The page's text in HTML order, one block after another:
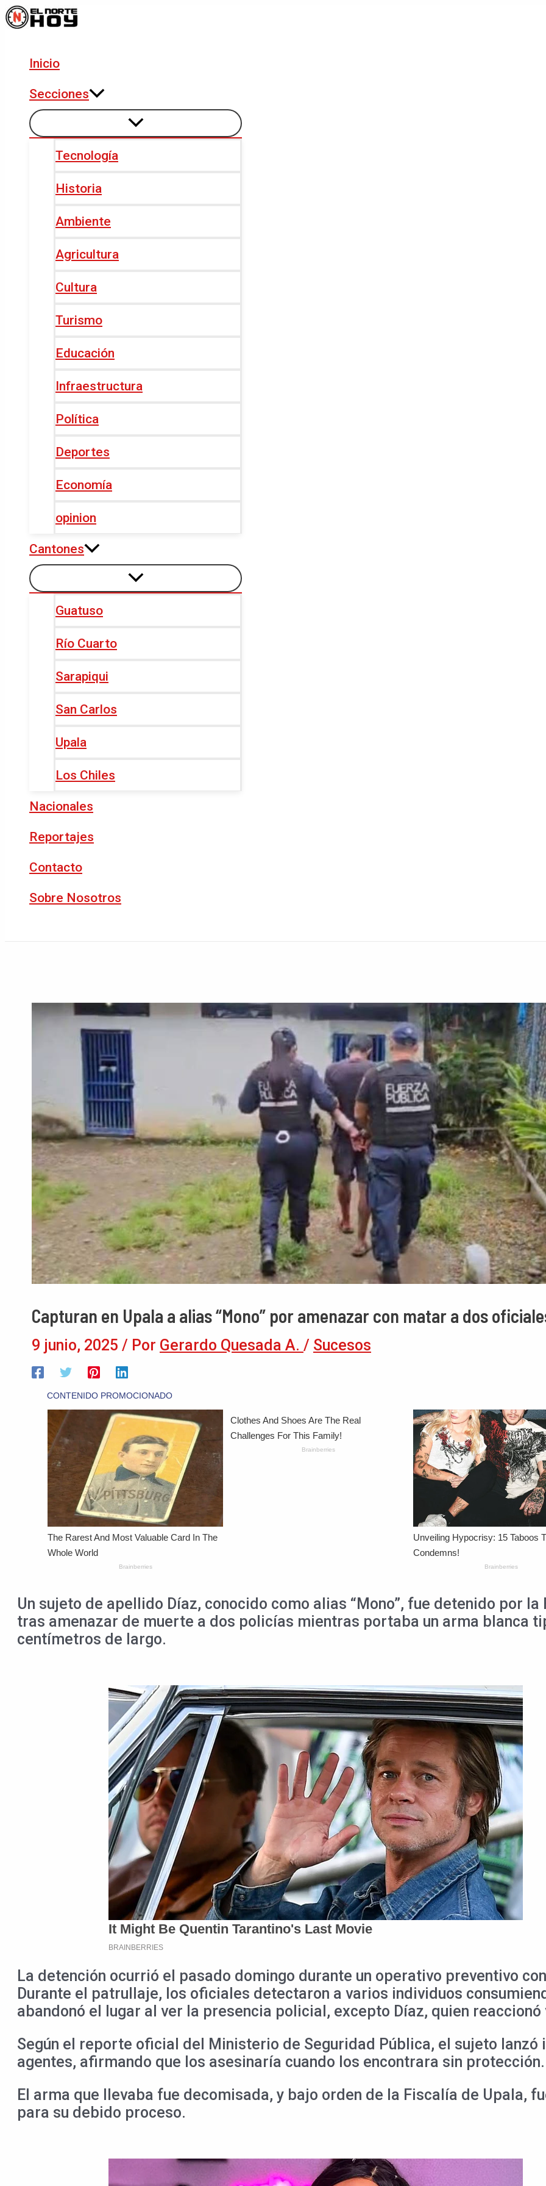
Ir
al
Inicio
Secciones
Tecnología
Historia
Ambiente
Agricultura
Cultura
Turismo
Educación
Infraestructura
Política
Deportes
Economía
opinion
Cantones
Guatuso
Río Cuarto
Sarapiqui
San Carlos
Upala
Los Chiles
Nacionales
Reportajes
Contacto
Sobre Nosotros
Capturan en Upala a alias “Mono” por amenazar con matar a dos
9 junio, 2025 / Por Gerardo Quesada A. / Sucesos
Un sujeto de apellido Díaz, conocido como alias “Mono”, fue detenido por
tras amenazar de muerte a dos policías mientras portaba un arma blanca
centímetros de largo.
La detención ocurrió el pasado domingo durante un operativo preventivo
Durante el patrullaje, los oficiales detectaron a varios individuos
abandonó el lugar al ver la presencia policial, excepto Díaz, quien
Según el reporte oficial del Ministerio de Seguridad Pública, el sujeto lanzó
agentes, afirmando que los asesinaría cuando los encontrara sin protección.
El arma que llevaba fue decomisada, y bajo orden de la Fiscalía de Upala,
para su debido proceso.
Navegación
de